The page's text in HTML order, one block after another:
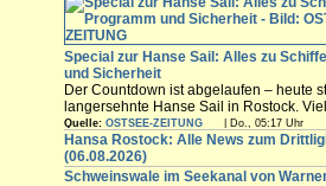
Special zur Hanse Sail: Alles zu
und Sicherheit
Der Countdown ist abgelaufen – heute
langersehnte Hanse Sail in Rostock.
Besucher werden in den nächsten Tagen
freuen sich auf die maritimen Angebote
Innenstadt,...
Quelle: OSTSEE-ZEITUNG | Do., 05:17 Uhr
Hansa Rostock: Alle News zum
(06.08.2026)
Schweinswale im Seekanal von